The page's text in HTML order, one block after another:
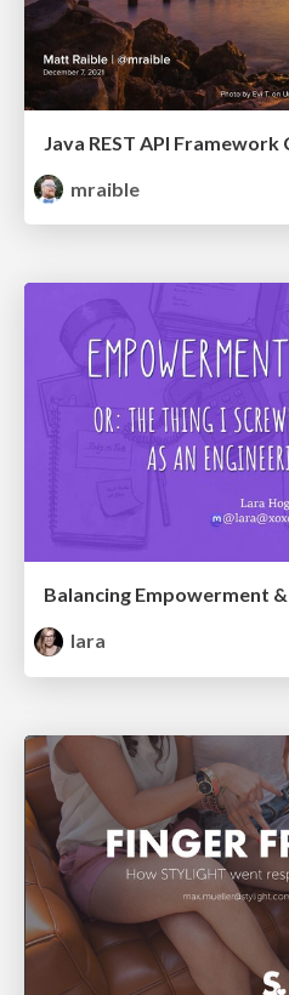
mraible
Balancing Empowerment
lara